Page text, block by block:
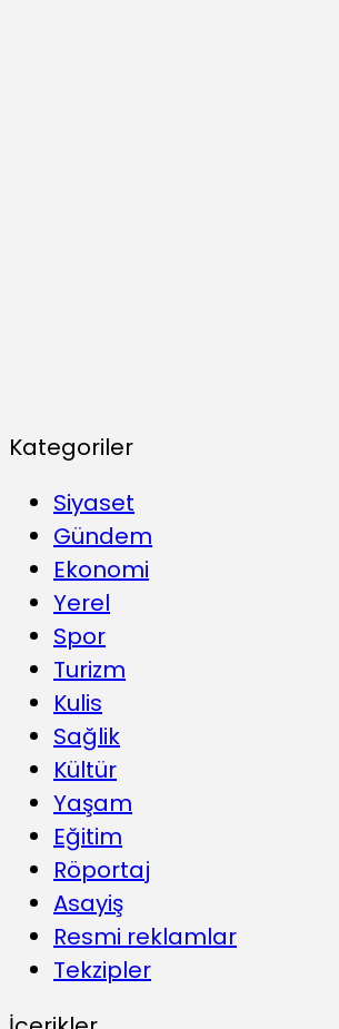
Kategoriler
Siyaset
Gündem
Ekonomi
Yerel
Spor
Turizm
Kulis
Sağlik
Kültür
Yaşam
Eğitim
Röportaj
Asayiş
Resmi reklamlar
Tekzipler